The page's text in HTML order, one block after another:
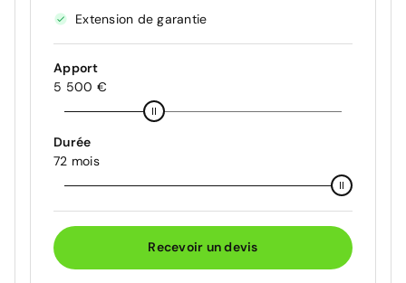
Extension de garantie
Apport
5 500 €
Durée
72 mois
Recevoir un devis